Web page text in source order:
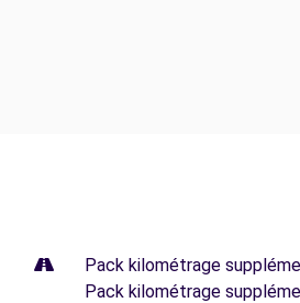
Pack kilométrage
Pack kilométrage